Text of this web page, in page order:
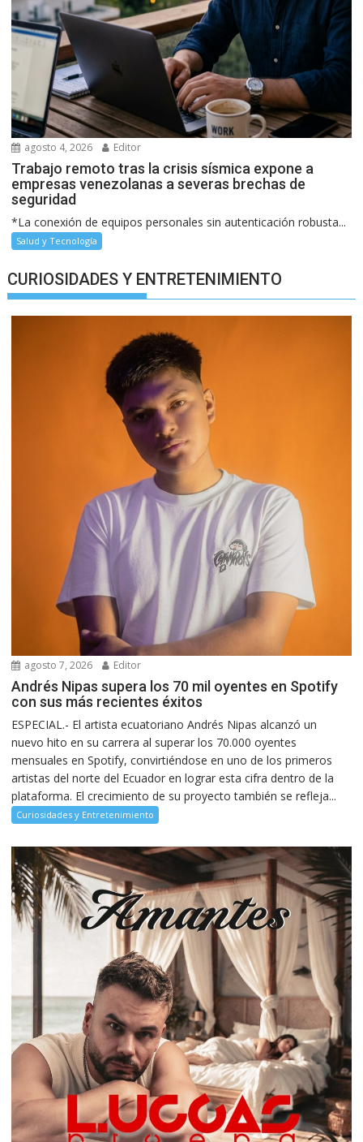
agosto 4, 2026 Editor
Trabajo remoto tras la crisis sísmica expone a
empresas venezolanas a severas brechas de
seguridad
*La conexión de equipos personales sin autenticación robusta...
Salud y Tecnología
CURIOSIDADES Y ENTRETENIMIENTO
agosto 7, 2026 Editor
Andrés Nipas supera los 70 mil oyentes en Spotify
con sus más recientes éxitos
ESPECIAL.- El artista ecuatoriano Andrés Nipas alcanzó un
nuevo hito en su carrera al superar los 70.000 oyentes
mensuales en Spotify, convirtiéndose en uno de los primeros
artistas del norte del Ecuador en lograr esta cifra dentro de la
plataforma. El crecimiento de su proyecto también se refleja...
Curiosidades y Entretenimiento